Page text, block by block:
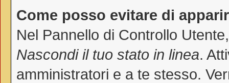
Come posso evitare di
Nel Pannello di Controllo
Nascondi il tuo stato in linea.
amministratori e a te stesso.